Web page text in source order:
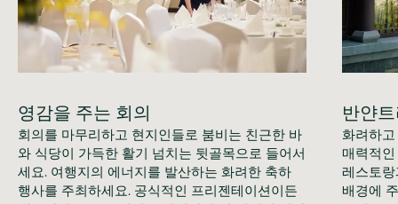
영감을 주는 회의
회의를 마무리하고 현지인들로 붐비는 친근한 바
와 식당이 가득한 활기 넘치는 뒷골목으로 들어서
세요. 여행지의 에너지를 발산하는 화려한 축하
행사를 주최하세요. 공식적인 프리젠테이션이든
반얀
화려하
매력적
레스토
배경에